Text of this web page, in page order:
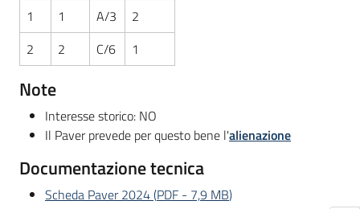
1
1 A/3
2
2
2 C/6 1
Note
Interesse storico: NO
Il Paver prevede per questo bene l'alienazione
Documentazione tecnica
Scheda Paver 2024(PDF - 7,9 MB)